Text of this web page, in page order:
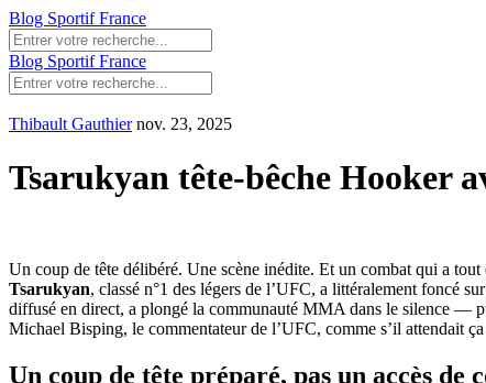
Blog Sportif France
Blog Sportif France
Thibault Gauthier nov. 23, 2025
Tsarukyan tête-bêche Hooker
Un coup de tête délibéré. Une scène inédite. Et un combat qui a
Tsarukyan, classé n°1 des légers de l’UFC, a littéralement foncé
diffusé en direct, a plongé la communauté MMA dans le silence —
Michael Bisping, le commentateur de l’UFC, comme s’il attendait ça
Un coup de tête préparé, pas un accès de